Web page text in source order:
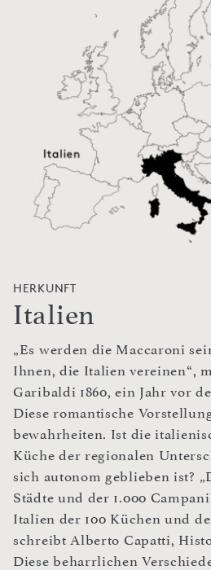
HERKUNFT
Italien
„Es werden die Maccaroni
Ihnen, die Italien vereinen“,
Garibaldi 1860, ein Jahr vor
Diese romantische
bewahrheiten. Ist die
Küche der regionalen
sich autonom geblieben ist?
Städte und der 1.000
Italien der 100 Küchen und
schreibt Alberto Capatti,
Diese beharrlichen